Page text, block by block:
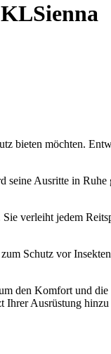
bieten möchten.
Ausritte in
verleiht jedem
Schutz vor
den Komfort und
Ausrüstung